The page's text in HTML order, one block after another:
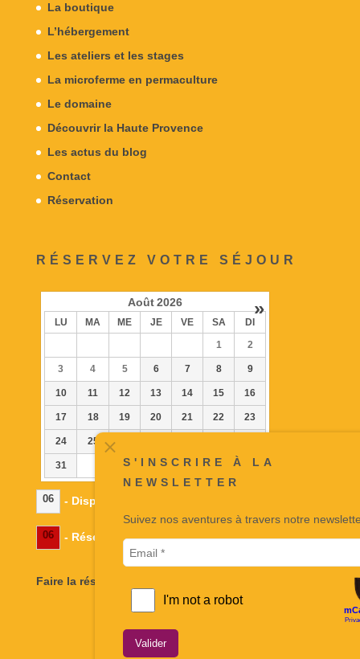
La boutique
L’hébergement
Les ateliers et les stages
La microferme en permaculture
Le domaine
Découvrir la Haute Provence
Les actus du blog
Contact
Réservation
RÉSERVEZ VOTRE SÉJOUR
»
Août 2026
LU MA ME JE VE SA DI
1 2
3 4 5 6 7 8 9
10 11 12 13 14 15 16
17 18 19 20 21 22 23
24 25
31
06 - Disponible
06 - Réservé
Faire la réservation ici
S'INSCRIRE À LA
NEWSLETTER
Suivez nos aventures à travers notre newsletter.
Valider